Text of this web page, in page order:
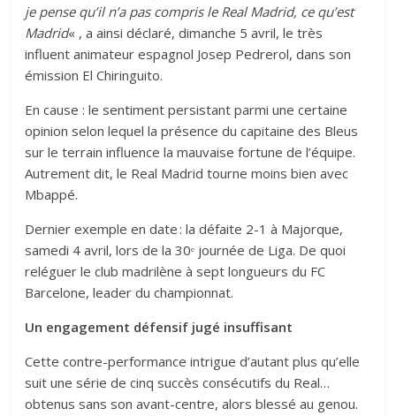
je pense qu’il n’a pas compris le Real Madrid, ce qu’est
Madrid« , a ainsi déclaré, dimanche 5 avril, le très
influent animateur espagnol Josep Pedrerol, dans son
émission El Chiringuito.
En cause : le sentiment persistant parmi une certaine
opinion selon lequel la présence du capitaine des Bleus
sur le terrain influence la mauvaise fortune de l’équipe.
Autrement dit, le Real Madrid tourne moins bien avec
Mbappé.
Dernier exemple en date : la défaite 2-1 à Majorque,
samedi 4 avril, lors de la 30ᵉ journée de Liga. De quoi
reléguer le club madrilène à sept longueurs du FC
Barcelone, leader du championnat.
Un engagement défensif jugé insuffisant
Cette contre-performance intrigue d’autant plus qu’elle
suit une série de cinq succès consécutifs du Real…
obtenus sans son avant-centre, alors blessé au genou.